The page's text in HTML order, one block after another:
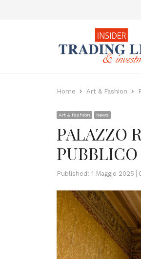
Home Art & Fashion
Art & Fashion News
PALAZZO
Published: 1 Maggio 2025